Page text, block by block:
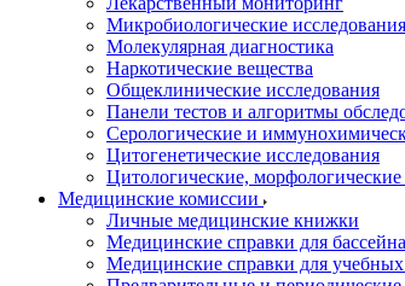
Микробиологические исследования
Молекулярная диагностика
Наркотические вещества
Общеклинические исследования
Панели тестов и алгоритмы
Серологические и
Цитогенетические исследования
Цитологические,
Медицинские комиссии
Личные медицинские книжки
Медицинские справки для
Медицинские справки для учебных